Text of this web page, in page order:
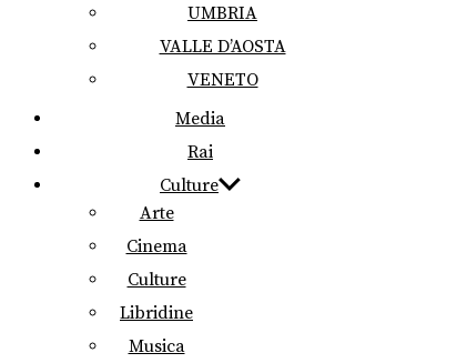
UMBRIA
VALLE D’AOSTA
VENETO
Media
Rai
Culture
Arte
Cinema
Culture
Libridine
Musica